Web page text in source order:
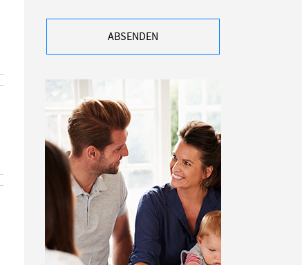
ABSENDEN